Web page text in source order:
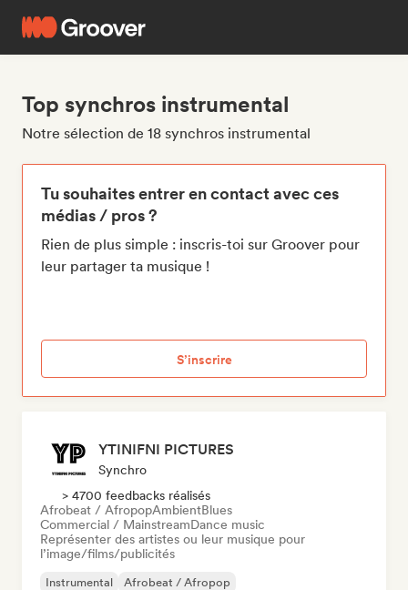
Top synchros instrumental
Notre sélection de 18 synchros instrumental
Tu souhaites entrer en contact avec ces
médias / pros ?
Rien de plus simple : inscris-toi sur Groover pour
leur partager ta musique !
S’inscrire
YTINIFNI PICTURES
Synchro
> 4700 feedbacks réalisés
Afrobeat / AfropopAmbientBlues
Commercial / MainstreamDance music
Représenter des artistes ou leur musique pour
l’image/films/publicités
Instrumental
Afrobeat / Afropop